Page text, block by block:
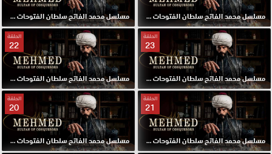
مسلسل محمد الفاتح سلطان الفتوحات مترجم الحلقة 25 HD مسلسل محمد الفاتح سلطان الفتوحات مترجم الحلقة 24 HD
الحلقة
23
مسلسل محمد الفاتح سلطان الفتوحات مترجم الحلقة 23 HD
الحلقة
22
مسلسل محمد الفاتح سلطان الفتوحات مترجم الحلقة 22 HD
الحلقة
21
مسلسل محمد الفاتح سلطان الفتوحات مترجم الحلقة 21 HD
الحلقة
20
مسلسل محمد الفاتح سلطان الفتوحات مترجم الحلقة 20 HD